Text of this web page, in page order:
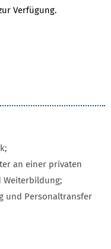
Verfügung.
an einer privaten
und Personaltransfer